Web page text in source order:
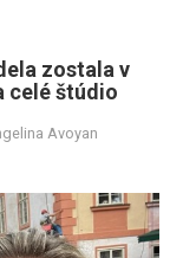
zostala v
celé štúdio
Avoyan